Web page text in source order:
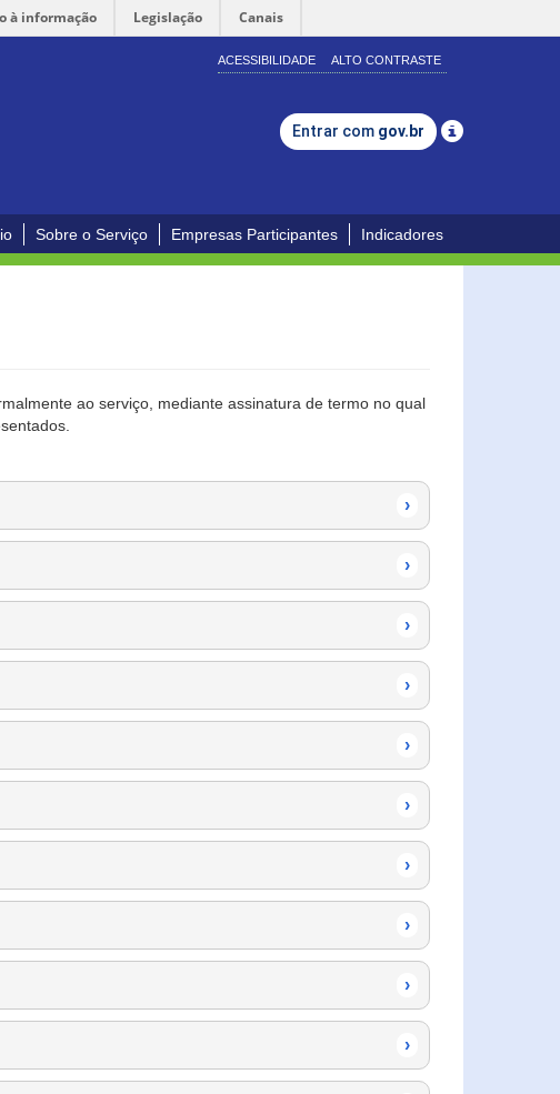
à informação Legislação Canais
ACESSIBILIDADE ALTO CONTRASTE
Entrar com gov.br
Sobre o Serviço Empresas Participantes Indicadores
ao serviço, mediante assinatura de termo no qual
›
›
›
›
›
›
›
›
›
›